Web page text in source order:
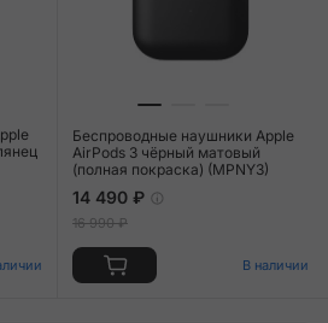
Беспроводные наушники Apple
AirPods 3 чёрный матовый
(полная покраска) (MPNY3)
14 490 ₽
16 990 ₽
В наличии